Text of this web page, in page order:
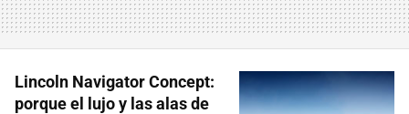
Lincoln Navigator Concept:
porque el lujo y las alas de